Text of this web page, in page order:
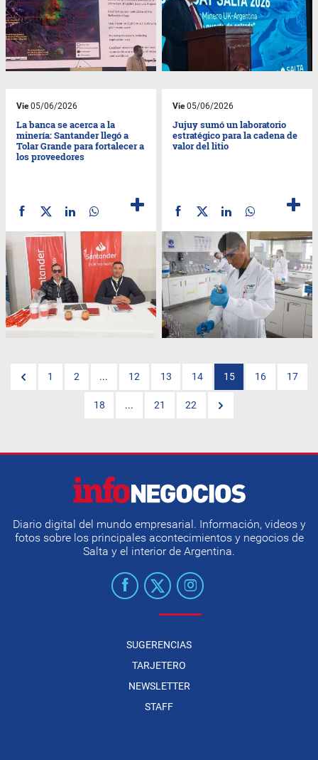
Vie05/06/2026
La banca se acerca a la
minería: Santander llegó a
Tolar Grande para fortalecer a
los proveedores
Vie05/06/2026
Jujuy sumó un laboratorio
estratégico para la cadena de
valor del litio
1 2 ... 12 13 14 15 16 17
18 ... 21 22
Diario digital del mundo empresarial. Información, videos y
fotos sobre los principales acontecimientos y negocios de
Salta y el interior de Argentina.
SUGERENCIAS
TARJETERO
NEWSLETTER
STAFF